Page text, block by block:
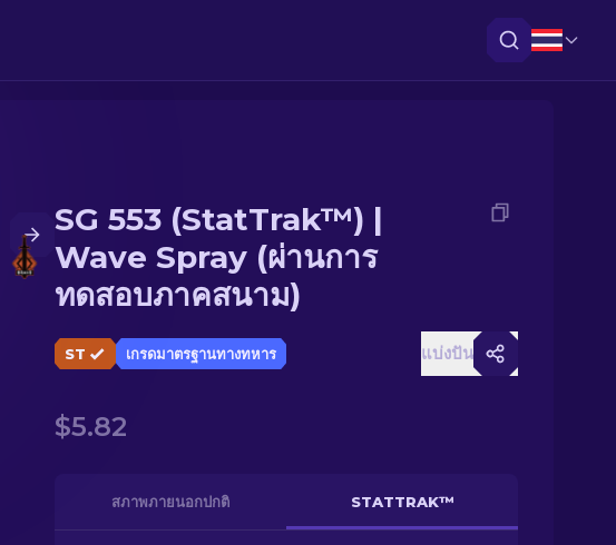
SG 553 (StatTrak™) |
Wave Spray (ผ่านการ
ทดสอบภาคสนาม)
ST เกรดมาตรฐานทางทหาร แบ่งปัน
$5.82
สภาพภายนอกปกติ STATTRAK™